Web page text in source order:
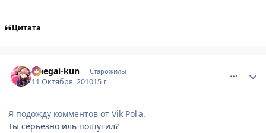
Цитата
Onegai-kun Старожилы
11 Октября, 201015 г
Я подожду комментов от Vik Pol'a.
Ты серьезно иль пошутил?